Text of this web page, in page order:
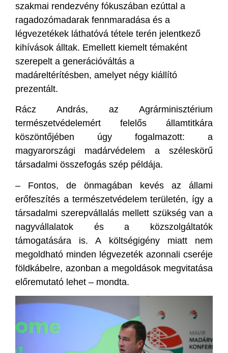
szakmai rendezvény fókuszában ezúttal a
ragadozómadarak fennmaradása és a
légvezetékek láthatóvá tétele terén jelentkező
kihívások álltak. Emellett kiemelt témaként
szerepelt a generációváltás a
madáreltérítésben, amelyet négy kiállító
prezentált.
Rácz András, az Agrárminisztérium
természetvédelemért felelős államtitkára
köszöntőjében úgy fogalmazott: a
magyarországi madárvédelem a széleskörű
társadalmi összefogás szép példája.
– Fontos, de önmagában kevés az állami
erőfeszítés a természetvédelem területén, így a
társadalmi szerepvállalás mellett szükség van a
nagyvállalatok és a közszolgáltatók
támogatására is. A költségigény miatt nem
megoldható minden légvezeték azonnali cseréje
földkábelre, azonban a megoldások megvitatása
előremutató lehet – mondta.